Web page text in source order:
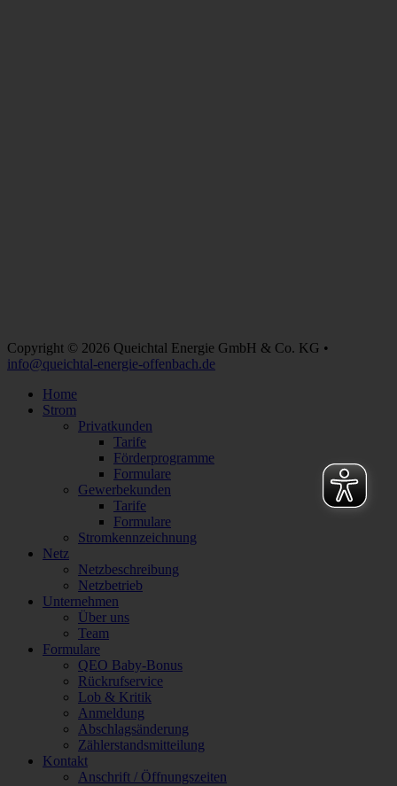
Copyright © 2026 Queichtal Energie GmbH & Co. KG •
info@queichtal-energie-offenbach.de
Home
Strom
Privatkunden
Tarife
Förderprogramme
Formulare
Gewerbekunden
Tarife
Formulare
Stromkennzeichnung
Netz
Netzbeschreibung
Netzbetrieb
Unternehmen
Über uns
Team
Formulare
QEO Baby-Bonus
Rückrufservice
Lob & Kritik
Anmeldung
Abschlagsänderung
Zählerstandsmitteilung
Kontakt
Anschrift / Öffnungszeiten